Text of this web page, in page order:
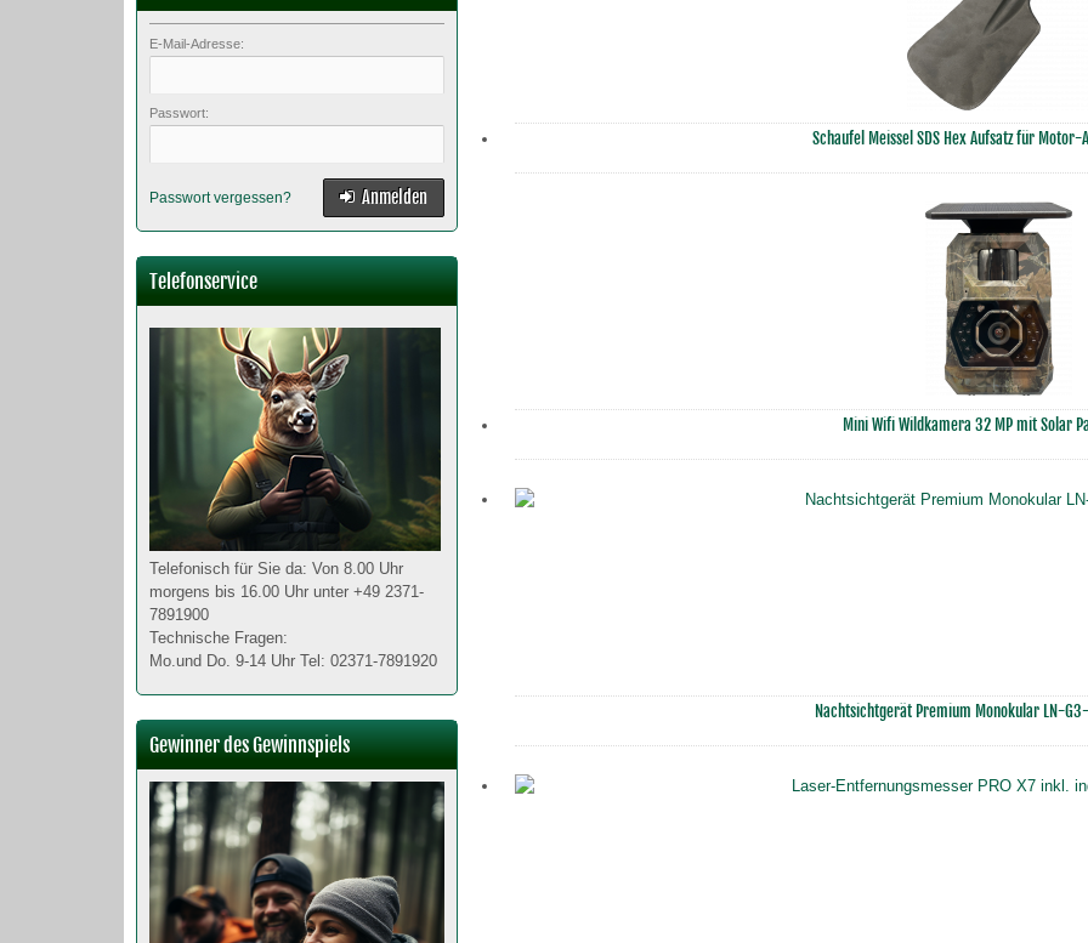
Schaufel Meissel SDS Hex Aufsatz für
Mini Wifi Wildkamera 32 MP mit Solar
Nachtsichtgerät Premium Monokular LN-
E-Mail-Adresse:
Passwort:
Passwort vergessen? Anmelden
Telefonservice
Telefonisch für Sie da: Von 8.00 Uhr
morgens bis 16.00 Uhr unter +49 2371-
7891900
Technische Fragen:
Mo.und Do. 9-14 Uhr Tel: 02371-7891920
Gewinner des Gewinnspiels